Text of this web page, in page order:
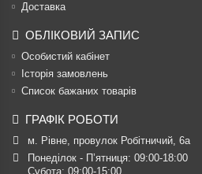
Доставка
ОБЛІКОВИЙ ЗАПИС
Особистий кабінет
Історія замовлень
Список бажаних товарів
ГРАФІК РОБОТИ
м. Рівне, провулок Робітничий, 6а
Понеділок - П’ятниця: 09:00-18:00
Субота: 09:00-15:00